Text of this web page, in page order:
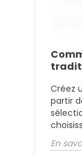
Créez
partir
En